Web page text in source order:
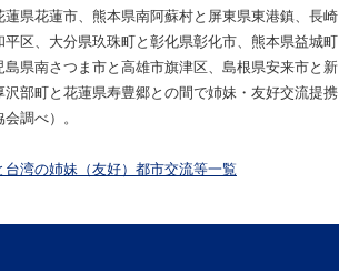
県花蓮市、熊本県南阿蘇村と屏東県東港鎮、長崎
平区、大分県玖珠町と彰化県彰化市、熊本県益城町
島県南さつま市と高雄市旗津区、島根県安来市と新
部町と花蓮県寿豊郷との間で姉妹・友好交流提携
調べ）。
台湾の姉妹（友好）都市交流等一覧